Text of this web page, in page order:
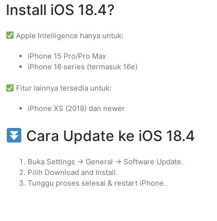
Install iOS 18.4?
Apple Intelligence hanya untuk:
iPhone 15 Pro/Pro Max
iPhone 16 series (termasuk 16e)
Fitur lainnya tersedia untuk:
iPhone XS (2018) dan newer
Cara Update ke iOS 18.4
Buka Settings → General → Software Update.
Pilih Download and Install.
Tunggu proses selesai & restart iPhone.